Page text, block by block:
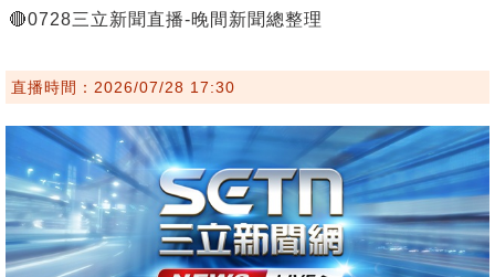
🔴0728三立新聞直播-晚間新聞總整理
直播時間：2026/07/28 17:30